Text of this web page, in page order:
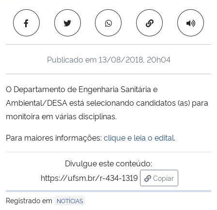
Ministério da Saúde
Ministério de Minas e Energia
Ministério da Ciência, Tecnologia, Inovações e Comunicações
Ministério do Meio Ambiente
Controladoria-Geral da União
Ministério da Mulher, da Família e dos Direitos Humanos
Copiar para área
Publicado em 13/08/2018, 20h04
O Departamento de Engenharia Sanitária e
Ambiental/DESA está selecionando candidatos (as) para
monitoira em várias disciplinas.
Para maiores informações: clique e leia o edital.
Divulgue este conteúdo:
https://ufsm.br/r-434-1319
Copiar
para área de
Registrado em
NOTÍCIAS